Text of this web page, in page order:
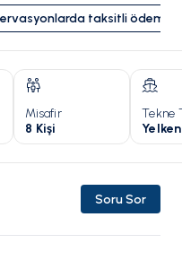
taksitli ödeme
Misafir
8 Kişi
Tekne
Soru Sor